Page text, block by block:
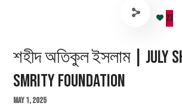
23
শহীদ অতিকুল ইসলাম | July
Smrity Foundation
May 1, 2025